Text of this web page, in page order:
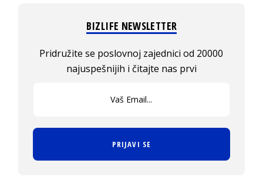
BIZLIFE NEWSLETTER
Pridružite se poslovnoj zajednici od 20000
najuspešnijih i čitajte nas prvi
PRIJAVI SE